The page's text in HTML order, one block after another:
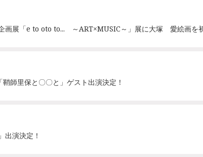
企画展「e to oto to... ～ART×MUSIC～」展に大塚 愛絵画を
師里保と〇〇と」ゲスト出演決定！
出演決定！